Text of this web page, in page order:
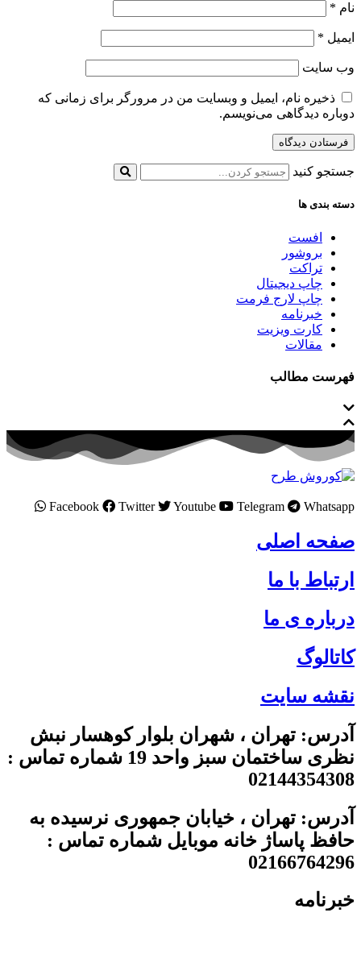
نام *
ایمیل *
وب‌ سایت
ذخیره نام، ایمیل و وبسایت من در مرورگر برای زمانی که
دوباره دیدگاهی می‌نویسم.
جستجو کنید
دسته بندی ها
افست
بروشور
تراکت
چاپ دیجیتال
چاپ لارج فرمت
خبرنامه
کارت ویزیت
مقالات
فهرست مطالب
Facebook Twitter Youtube Telegram Whatsapp
صفحه اصلی
ارتباط با ما
درباره ی ما
کاتالوگ
نقشه سایت
آدرس: تهران ، شهران بلوار کوهسار نبش
نظری ساختمان سبز واحد 19 شماره تماس :
02144354308
آدرس: تهران ، خیابان جمهوری نرسیده به
حافظ پاساژ خانه موبایل شماره تماس :
02166764296
خبرنامه